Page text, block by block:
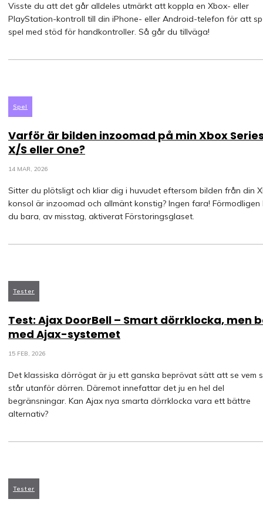
Visste du att det går alldeles utmärkt att koppla en Xbox- eller
PlayStation-kontroll till din iPhone- eller Android-telefon för att
spel med stöd för handkontroller. Så går du tillväga!
Spel
Varför är bilden inzoomad på min Xbox
X/S eller One?
14 MAR, 2026
Sitter du plötsligt och kliar dig i huvudet eftersom bilden från din
konsol är inzoomad och allmänt konstig? Ingen fara! Förmodligen
du bara, av misstag, aktiverat Förstoringsglaset.
Tester
Test: Ajax DoorBell – Smart dörrklocka, men
med Ajax-systemet
15 FEB, 2026
Det klassiska dörrögat är ju ett ganska beprövat sätt att se vem
står utanför dörren. Däremot innefattar det ju en hel del
begränsningar. Kan Ajax nya smarta dörrklocka vara ett bättre
alternativ?
Tester